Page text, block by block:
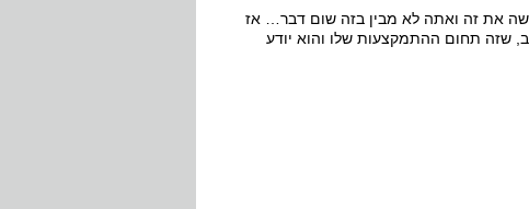
את זה ואתה לא מבין בזה שום דבר… אז
שזה תחום ההתמקצעות שלו והוא יודע